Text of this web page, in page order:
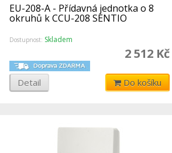
EU-208-A - Přídavná jednotka o 8
okruhů k CCU-208 SENTIO
Dostupnost: Skladem
2 512 Kč
Detail Do košíku